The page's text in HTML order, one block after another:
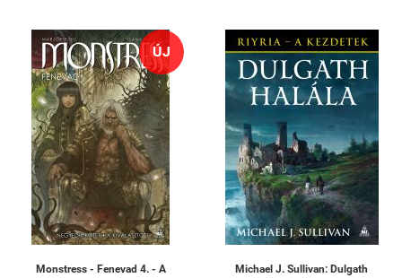
ÚJ
Monstress - Fenevad 4. - A
Michael J. Sullivan: Dulgath